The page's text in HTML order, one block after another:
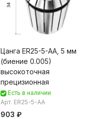
Цанга ER25-5-AA, 5 мм
(биение 0.005)
высокоточная
прецизионная
Есть в наличии
Арт. ER25-5-AA
903 ₽